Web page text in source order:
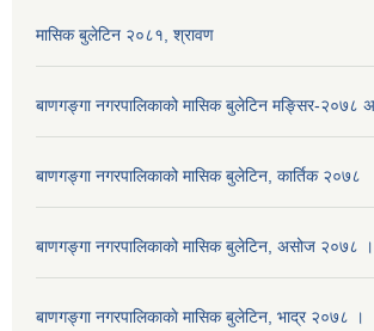
मासिक बुलेटिन २०८१, श्रावण
बाणगङ्गा नगरपालिकाको मासिक बुलेटिन मङ्सिर-
बाणगङ्गा नगरपालिकाको मासिक बुलेटिन, कार्तिक २०७८
बाणगङ्गा नगरपालिकाको मासिक बुलेटिन, असोज २०७८ ।
बाणगङ्गा नगरपालिकाकाे मासिक बुलेटिन, भाद्र २०७८ ।